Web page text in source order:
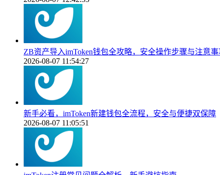
ZB资产导入imToken钱包全攻略，安全操作步骤与注意事
2026-08-07 11:54:27
新手必看，imToken新建钱包全流程，安全与便捷双保障
2026-08-07 11:05:51